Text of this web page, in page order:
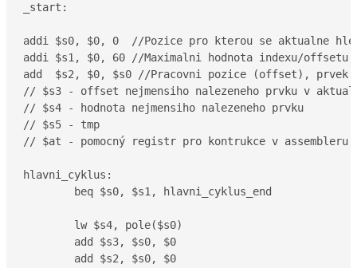
_start:
addi $s0, $0, 0  //Pozice pro kterou se aktualne
addi $s1, $0, 60 //Maximalni hodnota indexu/
add  $s2, $0, $s0 //Pracovni pozice (offset), prvek
// $s3 - offset nejmensiho nalezeneho prvku v
// $s4 - hodnota nejmensiho nalezeneho prvku
// $s5 - tmp
// $at - pomocný registr pro kontrukce v assembleru
hlavni_cyklus: